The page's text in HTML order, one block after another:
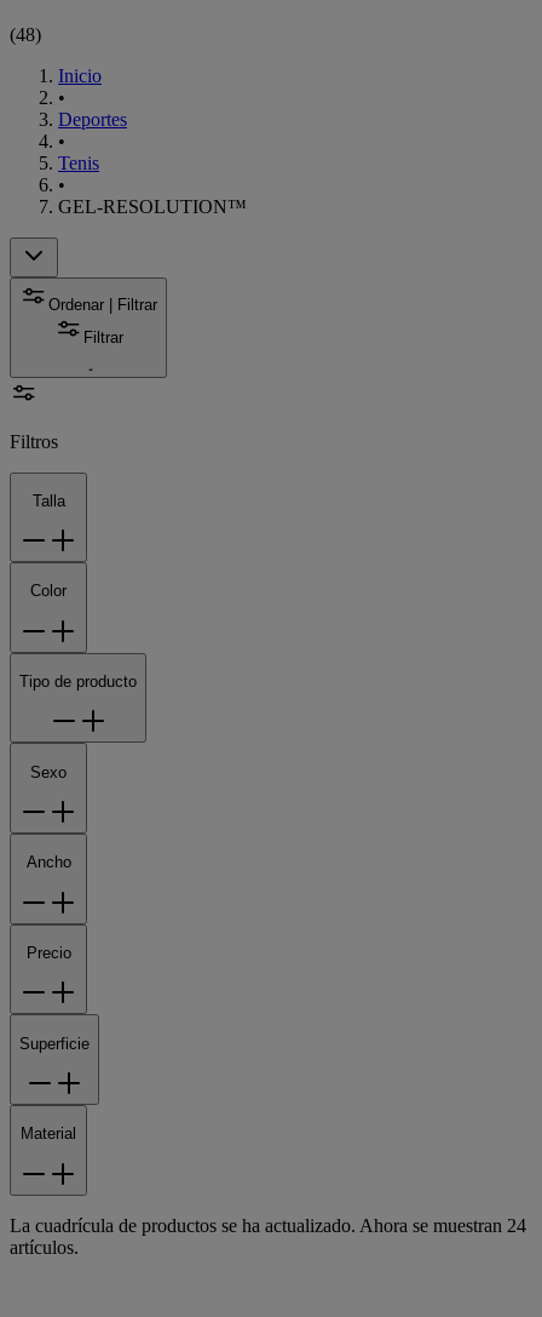
(48)
Inicio
•
Deportes
•
Tenis
•
GEL-RESOLUTION™
Ordenar | Filtrar
Filtrar
Filtros
Talla
Color
Tipo de producto
Sexo
Ancho
Precio
Superficie
Material
La cuadrícula de productos se ha actualizado. Ahora se muestran 24
artículos.